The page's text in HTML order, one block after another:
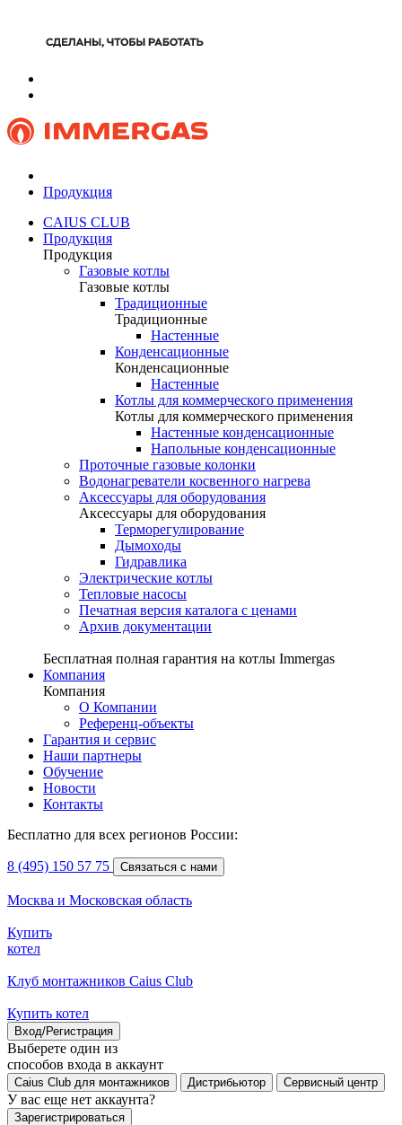
Продукция
CAIUS CLUB
Продукция
Продукция
Газовые котлы
Газовые котлы
Традиционные
Традиционные
Настенные
Конденсационные
Конденсационные
Настенные
Котлы для коммерческого применения
Котлы для коммерческого применения
Настенные конденсационные
Напольные конденсационные
Проточные газовые колонки
Водонагреватели косвенного нагрева
Аксессуары для оборудования
Аксессуары для оборудования
Терморегулирование
Дымоходы
Гидравлика
Электрические котлы
Тепловые насосы
Печатная версия каталога с ценами
Архив документации
Бесплатная полная гарантия на котлы Immergas
Компания
Компания
О Компании
Референц-объекты
Гарантия и сервис
Наши партнеры
Обучение
Новости
Контакты
Бесплатно для всех регионов России:
8 (495) 150 57 75 Связаться с нами
Москва и Московская область
Купить
котел
Клуб монтажников Caius Club
Купить котел
Вход/Регистрация
Выберете один из
способов входа в аккаунт
Caius Club для монтажников Дистрибьютор Сервисный центр
У вас еще нет аккаунта?
Зарегистрироваться